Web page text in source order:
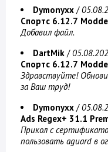
Dymonyxx /
Спортс 6.12.7
Добавил файл.
DartMik /
Спортс 6.12.7
Здравствуйте!
за Ваш труд!
Dymonyxx /
Ads Regex+ 31.1
Прикол с
пользовать aguard в